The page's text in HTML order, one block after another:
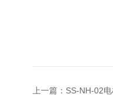
上一篇： SS-NH-02